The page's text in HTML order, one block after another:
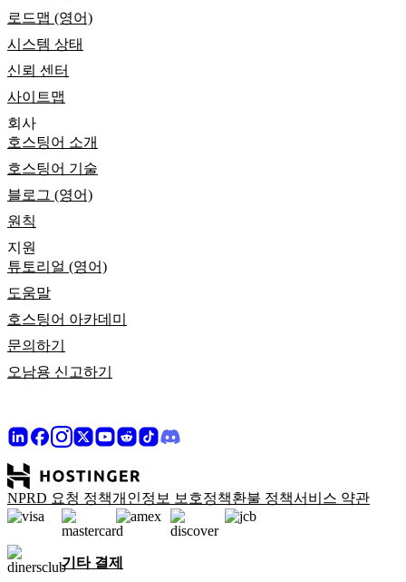
로드맵 (영어)
시스템 상태
신뢰 센터
사이트맵
회사
호스팅어 소개
호스팅어 기술
블로그 (영어)
원칙
지원
튜토리얼 (영어)
도움말
호스팅어 아카데미
문의하기
오남용 신고하기
NPRD 요청 정책개인정보 보호정책환불 정책서비스 약관
기타 결제